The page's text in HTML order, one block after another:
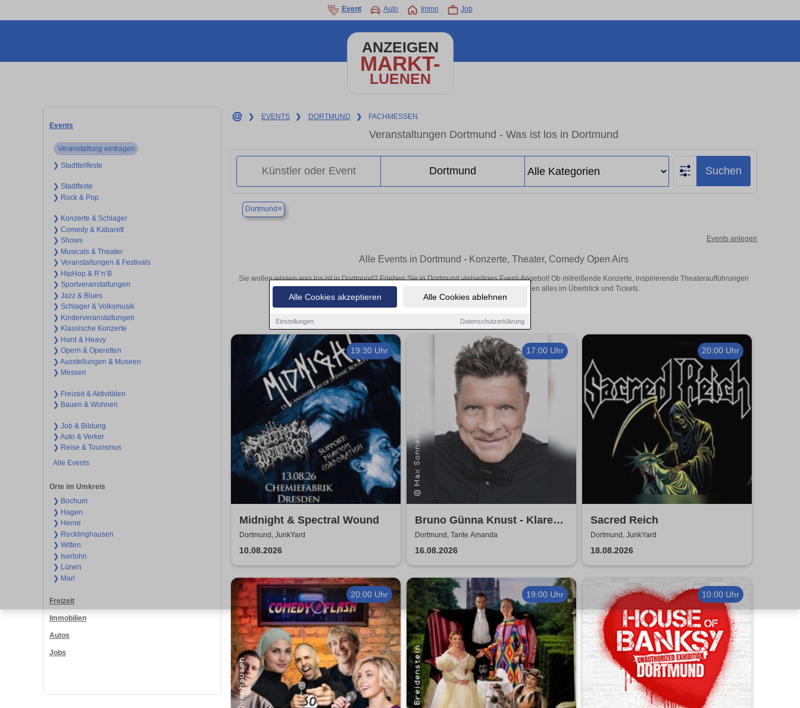
Alle Cookies akzeptieren Alle Cookies ablehnen
Einstellungen Datenschutzerklärung
Event Auto Immo Job
ANZEIGEN
MARKT-
LUENEN
Events
Veranstaltung eintragen
❯ Stadtteilfeste
❯ Stadtfeste
❯ Rock & Pop
❯ Konzerte & Schlager
❯ Comedy & Kabarett
❯ Shows
❯ Musicals & Theater
❯ Veranstaltungen & Festivals
❯ HipHop & R’n‘B
❯ Sportveranstaltungen
❯ Jazz & Blues
❯ Schlager & Volksmusik
❯ Kinderveranstaltungen
❯ Klassische Konzerte
❯ Hard & Heavy
❯ Opern & Operetten
❯ Ausstellungen & Museen
❯ Messen
❯ Freizeit & Aktivitäten
❯ Bauen & Wohnen
❯ Job & Bildung
❯ Auto & Verker
❯ Reise & Tourismus
Alle Events
Orte im Umkreis
❯ Bochum
❯ Hagen
❯ Herne
❯ Recklinghausen
❯ Witten
❯ Iserlohn
❯ Lünen
❯ Marl
Freizeit
Immobilien
Autos
Jobs
❯ EVENTS ❯ DORTMUND ❯ FACHMESSEN
Veranstaltungen Dortmund - Was ist los in Dortmund
Suchen
Dortmund ×
Events anlegen
Alle Events in Dortmund - Konzerte, Theater, Comedy Open Airs
Sie wollen wissen was los ist in Dortmund? Erleben Sie in Dortmund vielseitiges Event-Angebot! Ob mitreißende Konzerte, inspirierende Theateraufführungen
oder aufregende Veranstaltungen in Dortmund – hier finden alles im Überblick und Tickets.
19:30 Uhr
Midnight & Spectral Wound
Dortmund, JunkYard
10.08.2026
17:00 Uhr
Bruno Günna Knust - Klare
Kante im Biergarten 2026
Dortmund, Tante Amanda
16.08.2026
20:00 Uhr
Sacred Reich
Dortmund, JunkYard
18.08.2026
20:00 Uhr 19:00 Uhr 10:00 Uhr